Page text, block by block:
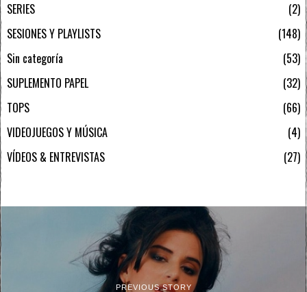
SERIES
2
SESIONES Y PLAYLISTS
148
Sin categoría
53
SUPLEMENTO PAPEL
32
TOPS
66
VIDEOJUEGOS Y MÚSICA
4
VÍDEOS & ENTREVISTAS
27
PREVIOUS STORY